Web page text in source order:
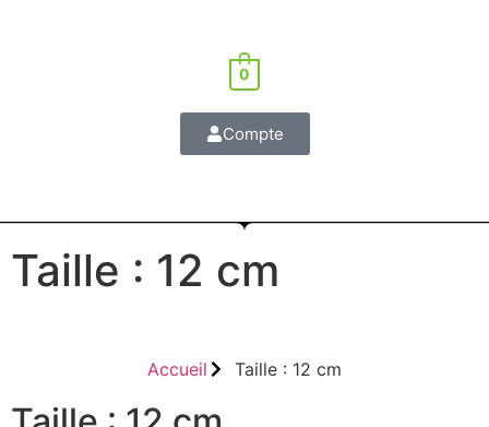
0
Compte
Taille : 12 cm
Accueil Taille : 12 cm